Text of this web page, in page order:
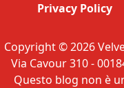
Privacy Policy
Copyright © 2026
Via Cavour 310 -
Questo blog non è